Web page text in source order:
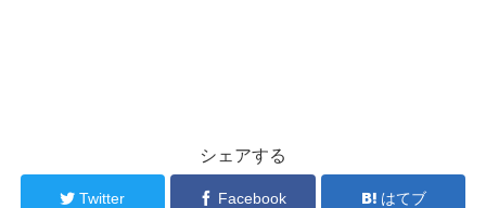
シェアする
Twitter Facebook はてブ